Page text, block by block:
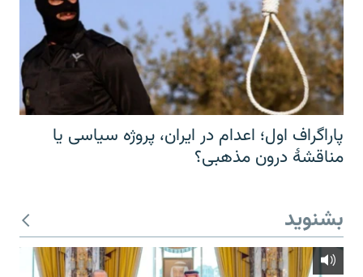
پاراگراف اول؛ اعدام در ایران، پروژه سیاسی یا
مناقشهٔ درون مذهبی؟
بشنوید